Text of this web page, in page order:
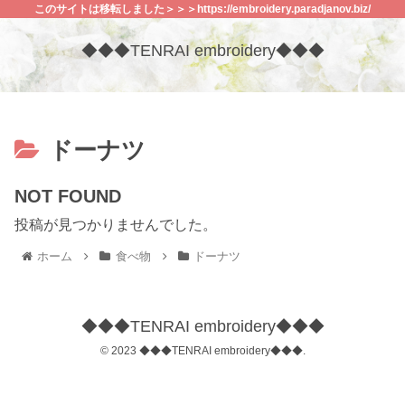
このサイトは移転しました＞＞＞https://embroidery.paradjanov.biz/
◆◆◆TENRAI embroidery◆◆◆
ドーナツ
NOT FOUND
投稿が見つかりませんでした。
ホーム 食べ物 ドーナツ
◆◆◆TENRAI embroidery◆◆◆
© 2023 ◆◆◆TENRAI embroidery◆◆◆.